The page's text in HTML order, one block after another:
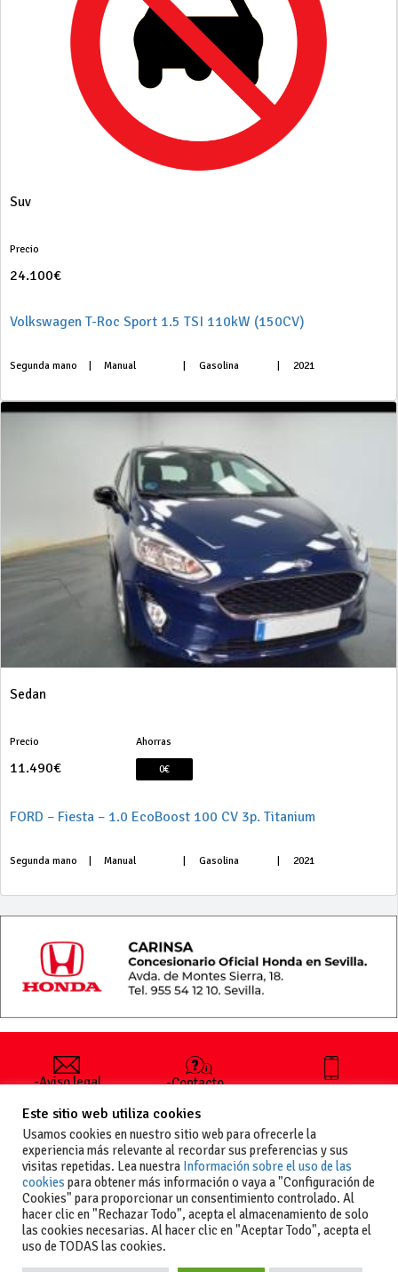
Suv
Precio
24.100€
Volkswagen T-Roc Sport 1.5 TSI 110kW (150CV)
Segunda mano Manual Gasolina 2021
Sedan
Precio
11.490€
Ahorras
0€
FORD – Fiesta – 1.0 EcoBoost 100 CV 3p. Titanium
Segunda mano Manual Gasolina 2021
-Aviso legal
generales
de uso
-Política de
privacidad
-Política de
cookies
-Contacto
publicar un
anuncio
-Vende+
+34 627 35
Este sitio web utiliza cookies
Usamos cookies en nuestro sitio web para ofrecerle la
experiencia más relevante al recordar sus preferencias y sus
visitas repetidas. Lea nuestra Información sobre el uso de las
cookies para obtener más información o vaya a "Configuración de
Cookies" para proporcionar un consentimiento controlado. Al
hacer clic en "Rechazar Todo", acepta el almacenamiento de solo
las cookies necesarias. Al hacer clic en "Aceptar Todo", acepta el
uso de TODAS las cookies.